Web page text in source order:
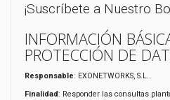
¡Suscríbete a Nuestro
INFORMACIÓN
PROTECCIÓN DE
Responsable: EXONETWORKS, S.L..
Finalidad: Responder las consultas